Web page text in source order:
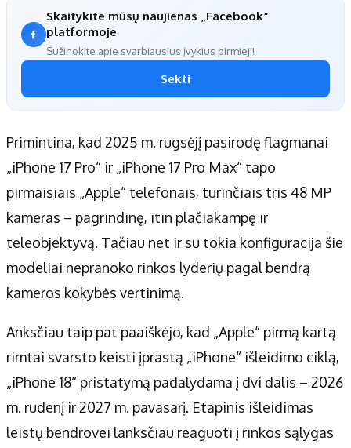
Skaitykite mūsų naujienas „Facebook“
platformoje
Sužinokite apie svarbiausius įvykius pirmieji!
Sekti
Primintina, kad 2025 m. rugsėjį pasirodę flagmanai
„iPhone 17 Pro“ ir „iPhone 17 Pro Max“ tapo
pirmaisiais „Apple“ telefonais, turinčiais tris 48 MP
kameras – pagrindinę, itin plačiakampę ir
teleobjektyvą. Tačiau net ir su tokia konfigūracija šie
modeliai nepranoko rinkos lyderių pagal bendrą
kameros kokybės vertinimą.
Anksčiau taip pat paaiškėjo, kad „Apple“ pirmą kartą
rimtai svarsto keisti įprastą „iPhone“ išleidimo ciklą,
„iPhone 18“ pristatymą padalydama į dvi dalis – 2026
m. rudenį ir 2027 m. pavasarį. Etapinis išleidimas
leistų bendrovei lanksčiau reaguoti į rinkos sąlygas